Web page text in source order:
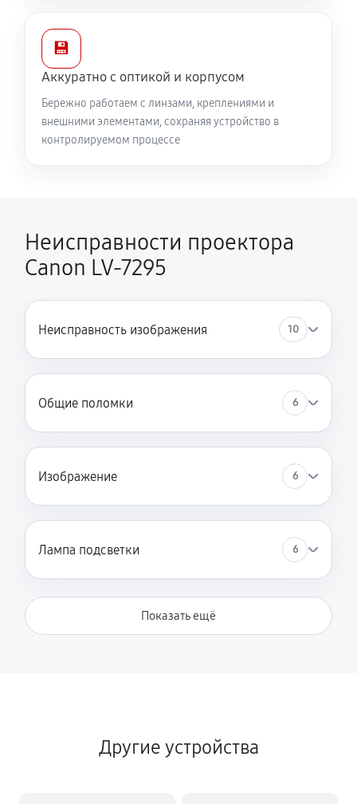
💾
Аккуратно с оптикой и корпусом
Бережно работаем с линзами, креплениями и
внешними элементами, сохраняя устройство в
контролируемом процессе
Неисправности проектора
Canon LV-7295
Неисправность изображения 10
Общие поломки 6
Изображение 6
Лампа подсветки 6
Показать ещё
Другие устройства